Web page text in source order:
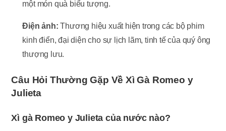
một món quà biểu tượng.
Điện ảnh: Thương hiệu xuất hiện trong các bộ phim
kinh điển, đại diện cho sự lịch lãm, tinh tế của quý ông
thượng lưu.
Câu Hỏi Thường Gặp Về Xì Gà Romeo y
Julieta
Xì gà Romeo y Julieta của nước nào?